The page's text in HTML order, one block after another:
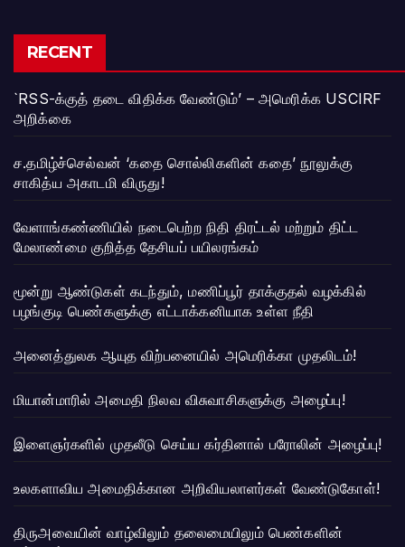
RECENT
`RSS-க்குத் தடை விதிக்க வேண்டும்’ – அமெரிக்க USCIRF
அறிக்கை
ச.தமிழ்ச்செல்வன் ‘கதை சொல்லிகளின் கதை’ நூலுக்கு
சாகித்ய அகாடமி விருது!
வேளாங்கண்ணியில் நடைபெற்ற நிதி திரட்டல் மற்றும் திட்ட
மேலாண்மை குறித்த தேசியப் பயிலரங்கம்
மூன்று ஆண்டுகள் கடந்தும், மணிப்பூர் தாக்குதல் வழக்கில்
பழங்குடி பெண்களுக்கு எட்டாக்கனியாக உள்ள நீதி
அனைத்துலக ஆயுத விற்பனையில் அமெரிக்கா முதலிடம்!
மியான்மாரில் அமைதி நிலவ விசுவாசிகளுக்கு அழைப்பு!
இளைஞர்களில் முதலீடு செய்ய கர்தினால் பரோலின் அழைப்பு!
உலகளாவிய அமைதிக்கான அறிவியலாளர்கள் வேண்டுகோள்!
திருஅவையின் வாழ்விலும் தலைமையிலும் பெண்களின்